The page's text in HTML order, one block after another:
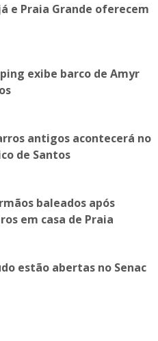
e Praia Grande oferecem
exibe barco de Amyr
antigos acontecerá no
de Santos
baleados após
em casa de Praia
estão abertas no Senac